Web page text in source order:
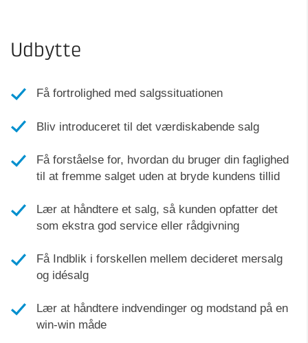
Udbytte
Få fortrolighed med salgssituationen
Bliv introduceret til det værdiskabende salg
Få forståelse for, hvordan du bruger din faglighed
til at fremme salget uden at bryde kundens tillid
Lær at håndtere et salg, så kunden opfatter det
som ekstra god service eller rådgivning
Få Indblik i forskellen mellem decideret mersalg
og idésalg
Lær at håndtere indvendinger og modstand på en
win-win måde